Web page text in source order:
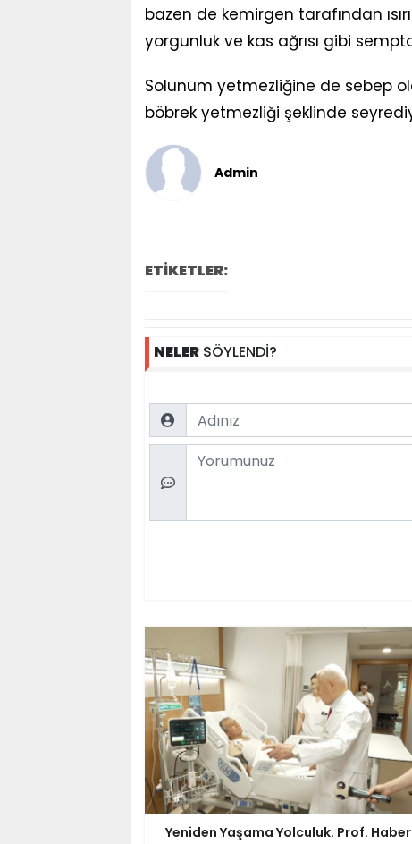
bazen de kemirgen tarafından
yorgunluk ve kas ağrısı gibi
Solunum yetmezliğine de sebep
böbrek yetmezliği şeklinde
Admin
ETİKETLER:
NELER SÖYLENDİ?
Name
Comment
Yeniden Yaşama Yolculuk. Prof.